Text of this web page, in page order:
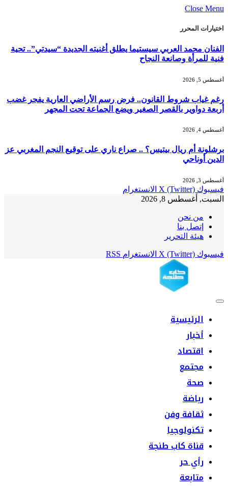
Close Menu
اختيارات المحرر
الفنان محمد العربي سيستيما يطلق أغنيته الجديدة “سيدتي”.. تحية
فنية للمرأة وصانعة النجاح
أغسطس 5, 2026
رغم غياب شروط القانون.. فرض رسم الأراضي العارية يفجر غضب
أربعة دواوير بالقصر الصغير ويضع الجماعة تحت المجهر
أغسطس 4, 2026
برشلونة أم ريال بيتيس؟ .. صراع ناري على توقيع النجم المغربي عز
الدين أوناحي
أغسطس 3, 2026
فيسبوك X (Twitter) الانستغرام
السبت, أغسطس 8, 2026
من نحن
إتصل بنا
هيئة التحرير
فيسبوك X (Twitter) الانستغرام RSS
الرئيسية
أخبار
اقتصاد
مجتمع
صحة
رياضة
ثقافة وفن
تكنولوجيا
قناة كاب طنجة
رأي حر
متابعة